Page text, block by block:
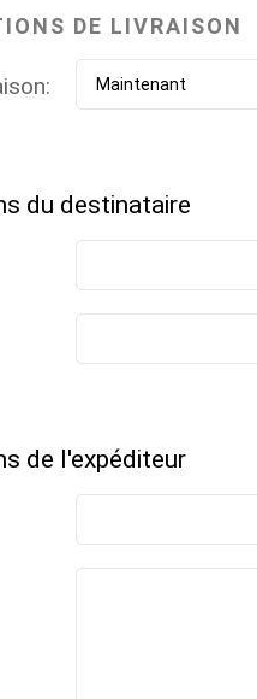
DE LIVRAISON
du destinataire
de l'expéditeur